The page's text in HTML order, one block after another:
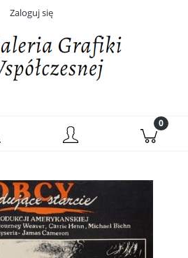
Zaloguj się